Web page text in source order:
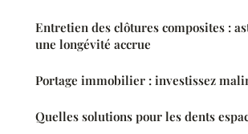
Entretien des clôtures composites :
une longévité accrue
Portage immobilier : investissez
Quelles solutions pour les dents